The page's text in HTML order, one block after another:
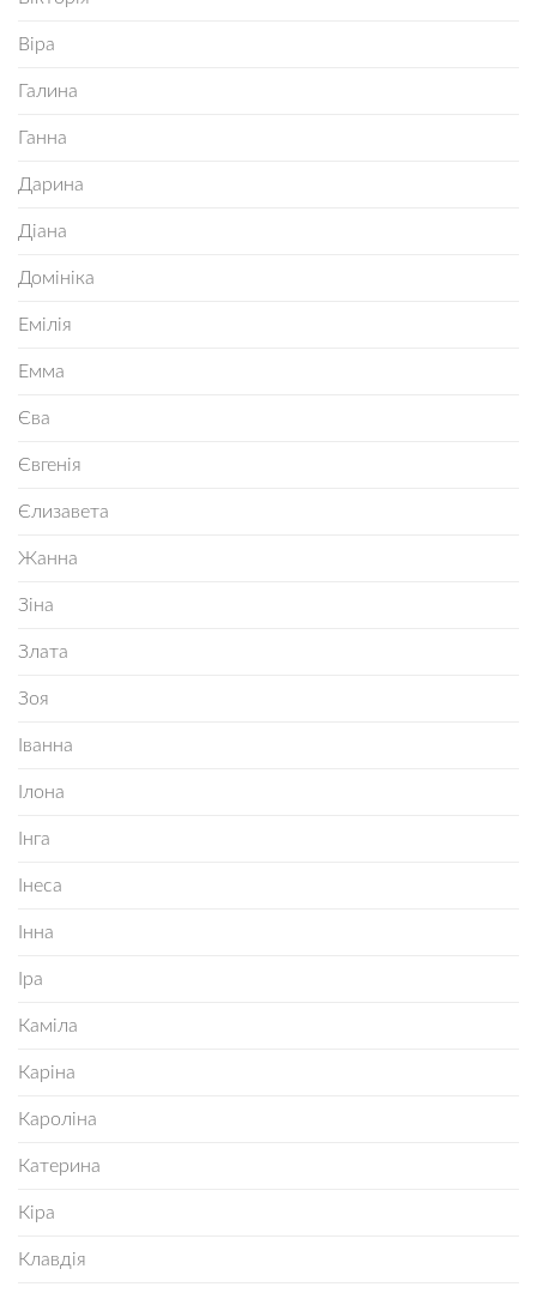
Віра
Галина
Ганна
Дарина
Діана
Домініка
Емілія
Емма
Єва
Євгенія
Єлизавета
Жанна
Зіна
Злата
Зоя
Іванна
Ілона
Інга
Інеса
Інна
Іра
Каміла
Каріна
Кароліна
Катерина
Кіра
Клавдія